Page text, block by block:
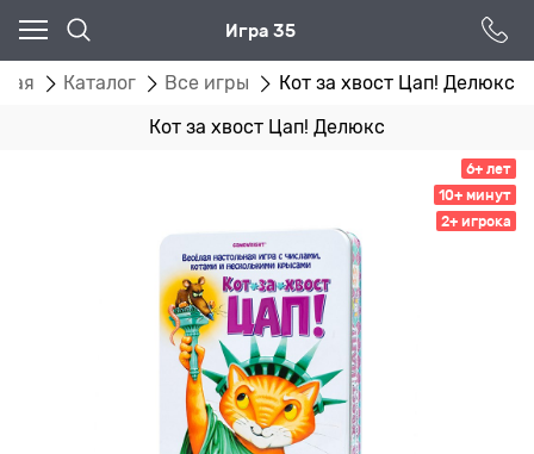
Игра 35
Каталог Все игры Кот за хвост Цап! Делюкс
Кот за хвост Цап! Делюкс
6+ лет
10+ минут
2+ игрока